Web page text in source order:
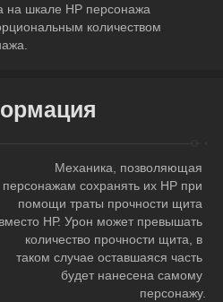
на шкале НР персонажа
количеством
Механика, позволяющая
персонажам сохранять их НР при
помощи траты прочности щита
вместо НР. Урон может превышать
количество прочности щита, в
таком случае оставшаяся часть
будет нанесена самому
персонажу.